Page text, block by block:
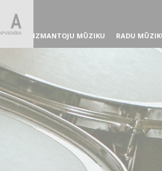
IZMANTOJU MŪZIKU RADU